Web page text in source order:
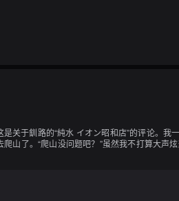
于釧路的“純水 イオン昭和店”的评论。
山了。“爬山没问题吧？”虽然我不打算大
录里的店。我担心这家店是否还存在，但